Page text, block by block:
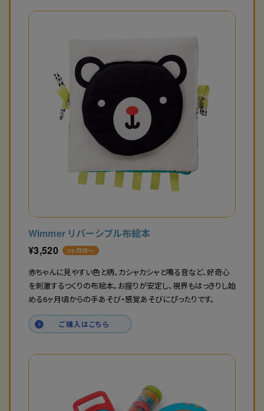
Wimmer リバーシブル布絵本
¥3,520 0ヶ月頃〜
赤ちゃんに見やすい色と柄、カシャカシャと鳴る音など、好奇心
を刺激するつくりの布絵本。お座りが安定し、視界もはっきりし始
める6ヶ月頃からの手あそび・感覚あそびにぴったりです。
ご購入はこちら